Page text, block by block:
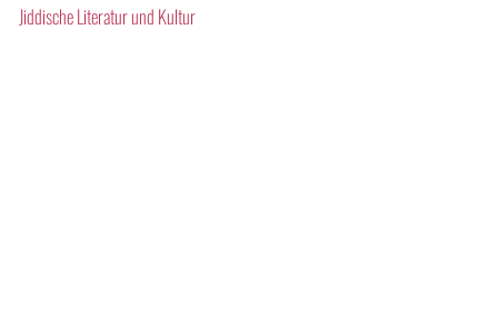
Jiddische Literatur und Kultur